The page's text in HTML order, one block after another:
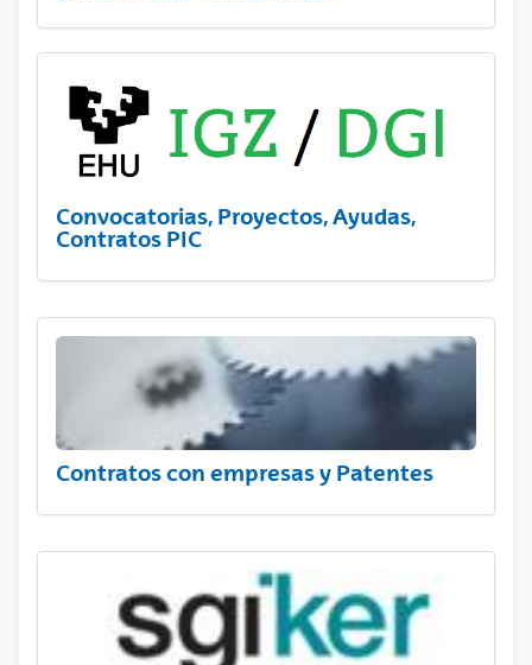
Convocatorias, Proyectos, Ayudas,
Contratos PIC
Contratos con empresas y Patentes